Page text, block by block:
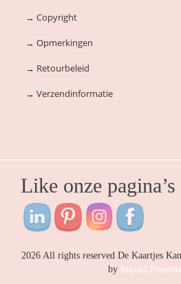
→ Copyright
→ Opmerkingen
→ Retourbeleid
→ Verzendinformatie
Like onze pagina’s
2026 All rights reserved De Kaartjes
by
Impact